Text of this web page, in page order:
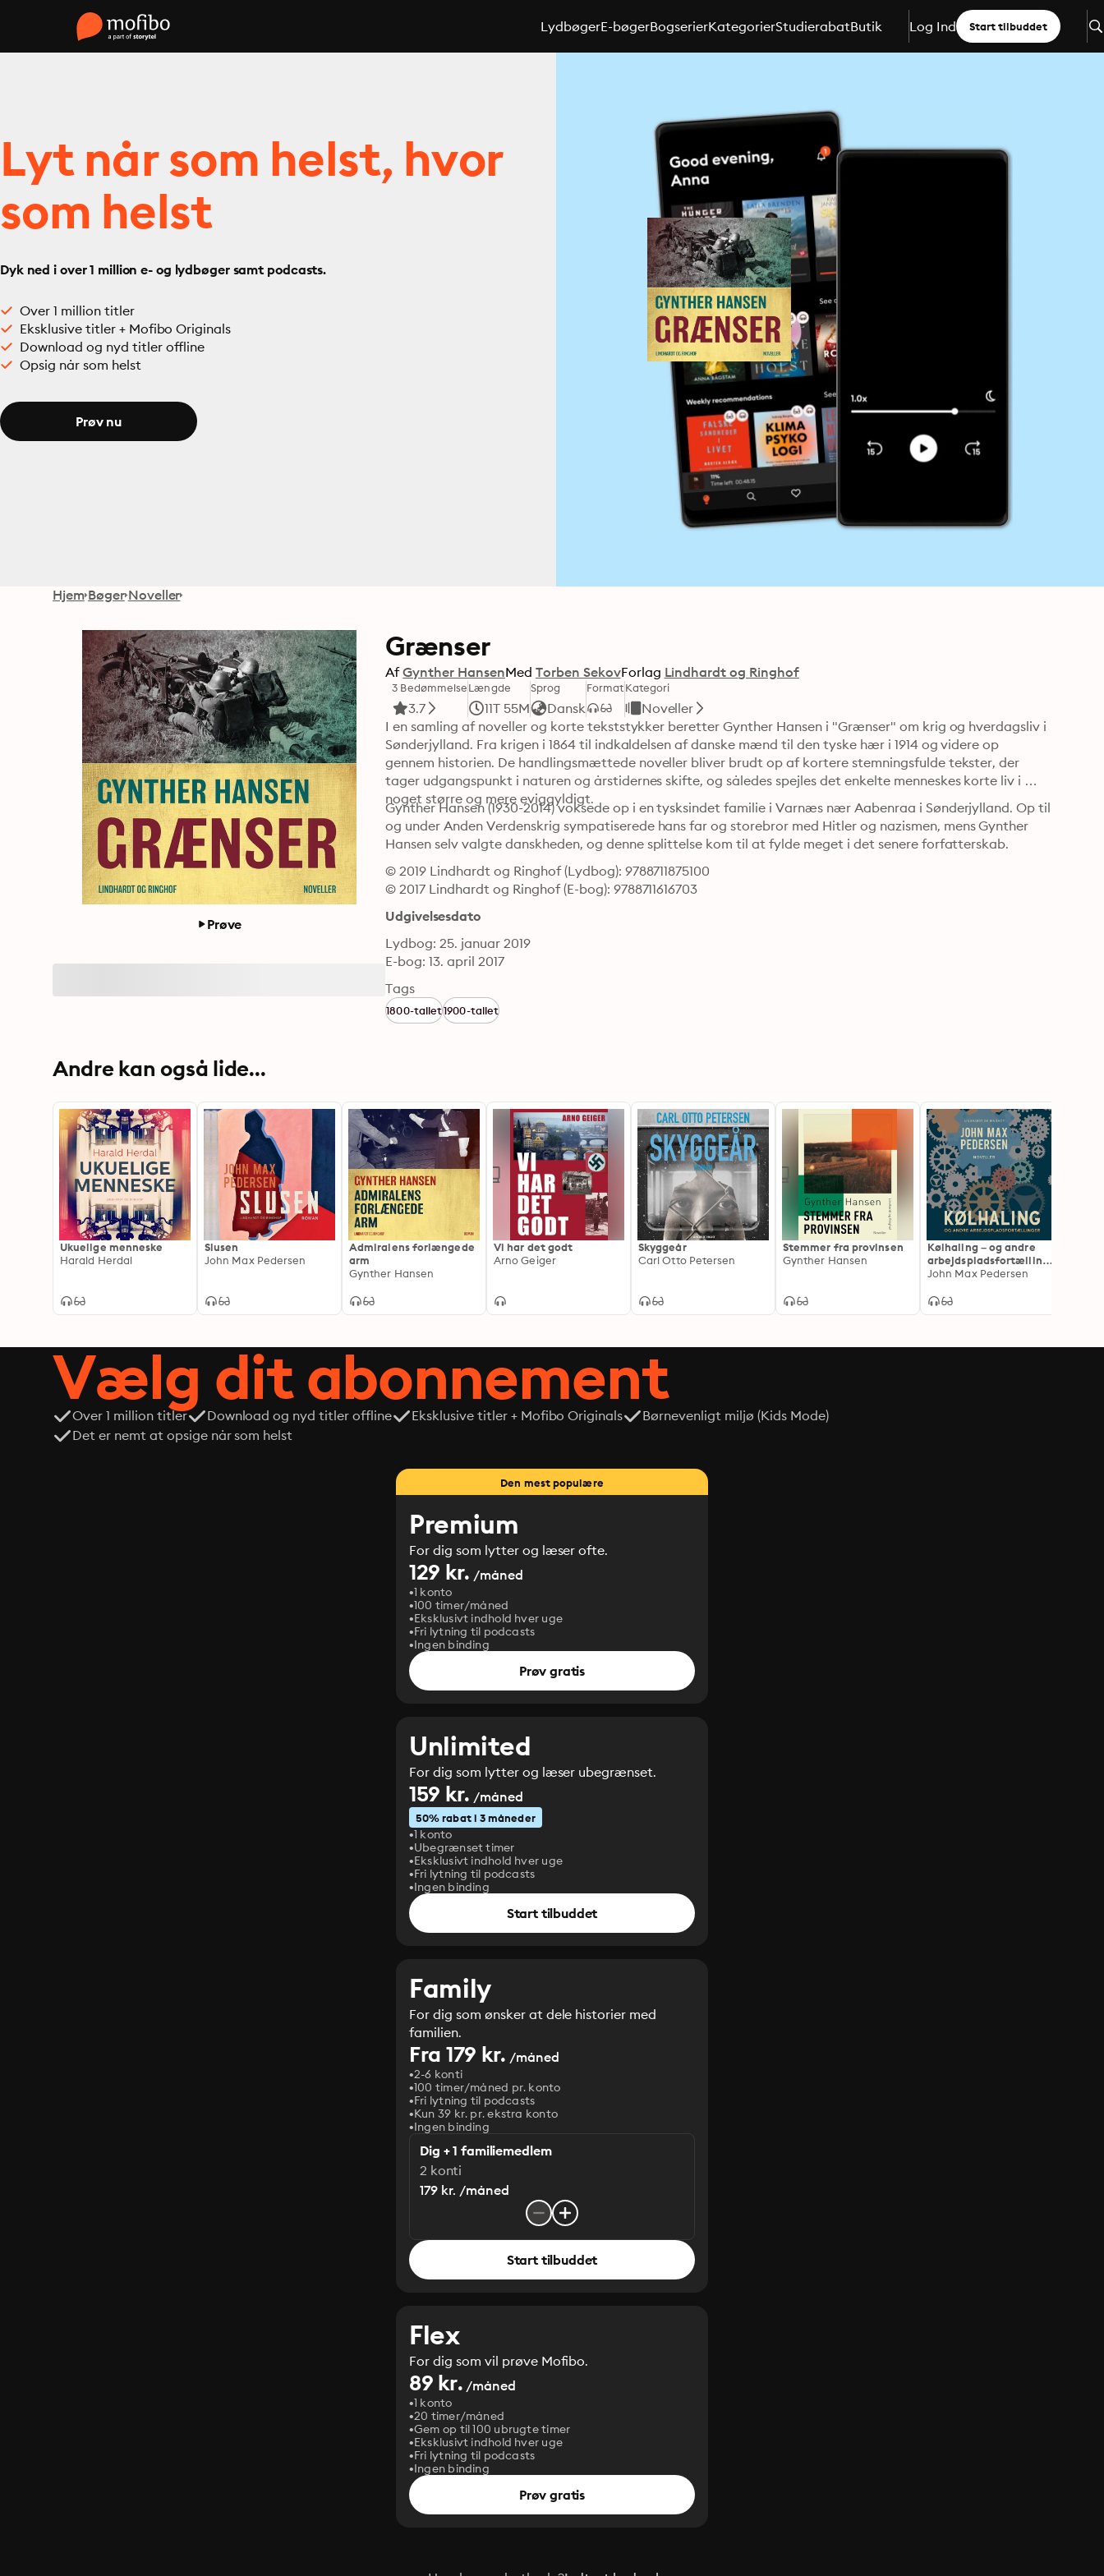
LydbøgerE-bøgerBogserierKategorierStudierabatButik Log Ind Start tilbuddet
Lyt når som helst, hvor
som helst
Dyk ned i over 1 million e- og lydbøger samt podcasts.
Over 1 million titler
Eksklusive titler + Mofibo Originals
Download og nyd titler offline
Opsig når som helst
Prøv nu
Hjem Bøger Noveller
Prøve
Grænser
Af Gynther HansenMed Torben SekovForlag Lindhardt og Ringhof
3 Bedømmelse
3.7
Længde
11T 55M
Sprog
Dansk
FormatKategori
Noveller
I en samling af noveller og korte tekststykker beretter Gynther Hansen i "Grænser" om krig og hverdagsliv i
Sønderjylland. Fra krigen i 1864 til indkaldelsen af danske mænd til den tyske hær i 1914 og videre op
gennem historien. De handlingsmættede noveller bliver brudt op af kortere stemningsfulde tekster, der
tager udgangspunkt i naturen og årstidernes skifte, og således spejles det enkelte menneskes korte liv i
noget større og mere eviggyldigt.
Gynther Hansen (1930-2014) voksede op i en tysksindet familie i Varnæs nær Aabenraa i Sønderjylland. Op til
og under Anden Verdenskrig sympatiserede hans far og storebror med Hitler og nazismen, mens Gynther
Hansen selv valgte danskheden, og denne splittelse kom til at fylde meget i det senere forfatterskab.
© 2019 Lindhardt og Ringhof (Lydbog): 9788711875100
© 2017 Lindhardt og Ringhof (E-bog): 9788711616703
Udgivelsesdato
Lydbog: 25. januar 2019
E-bog: 13. april 2017
Tags
1800-tallet1900-tallet
Andre kan også lide...
Ukuelige menneske
Harald Herdal
Slusen
John Max Pedersen
Admiralens forlængede
arm
Gynther Hansen
Vi har det godt
Arno Geiger
Skyggeår
Carl Otto Petersen
Stemmer fra provinsen
Gynther Hansen
Kølhaling – og andre
arbejdspladsfortællinge
r
John Max Pedersen
Vælg dit abonnement
Over 1 million titler Download og nyd titler offline Eksklusive titler + Mofibo Originals
Børnevenligt miljø (Kids Mode)
Det er nemt at opsige når som helst
Den mest populære
Premium
For dig som lytter og læser ofte.
129 kr. /måned
1 konto
100 timer/måned
Eksklusivt indhold hver uge
Fri lytning til podcasts
Ingen binding
Prøv gratis
Unlimited
For dig som lytter og læser ubegrænset.
159 kr. /måned
50% rabat i 3 måneder
1 konto
Ubegrænset timer
Eksklusivt indhold hver uge
Fri lytning til podcasts
Ingen binding
Start tilbuddet
Family
For dig som ønsker at dele historier med
familien.
Fra 179 kr. /måned
2-6 konti
100 timer/måned pr. konto
Fri lytning til podcasts
Kun 39 kr. pr. ekstra konto
Ingen binding
Dig + 1 familiemedlem
2 konti
179 kr. /måned
Start tilbuddet
Flex
For dig som vil prøve Mofibo.
89 kr. /måned
1 konto
20 timer/måned
Gem op til 100 ubrugte timer
Eksklusivt indhold hver uge
Fri lytning til podcasts
Ingen binding
Prøv gratis